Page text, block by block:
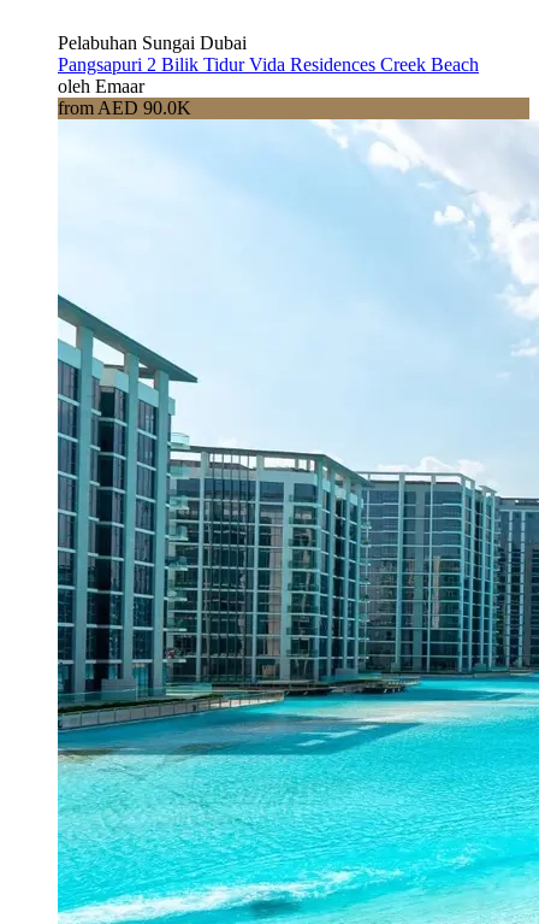
Pelabuhan Sungai Dubai
Pangsapuri 2 Bilik Tidur Vida Residences Creek Beach
oleh Emaar
from AED 90.0K